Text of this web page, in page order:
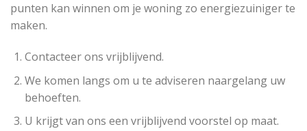
punten kan winnen om je woning zo energiezuiniger te
maken.
Contacteer ons vrijblijvend.
We komen langs om u te adviseren naargelang uw
behoeften.
U krijgt van ons een vrijblijvend voorstel op maat.